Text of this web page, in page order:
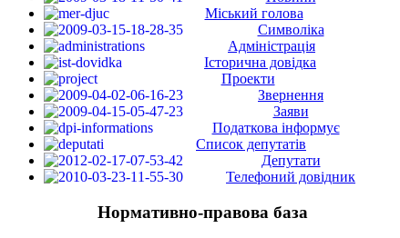
Міський голова
Символіка
Адміністрація
Історична довідка
Проекти
Звернення
Заяви
Податкова інформує
Список депутатів
Депутати
Телефоний довідник
Нормативно-правова база